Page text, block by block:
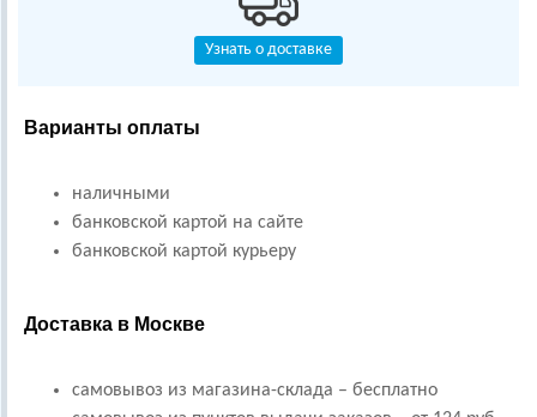
Узнать о доставке
Варианты оплаты
наличными
банковской картой на сайте
банковской картой курьеру
Доставка в Москве
самовывоз из магазина-склада – бесплатно